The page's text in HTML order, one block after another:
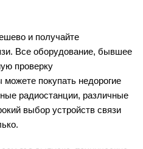
и получайте
Все оборудование, бывшее
проверку
покупать недорогие
радиостанции, различные
выбор устройств связи